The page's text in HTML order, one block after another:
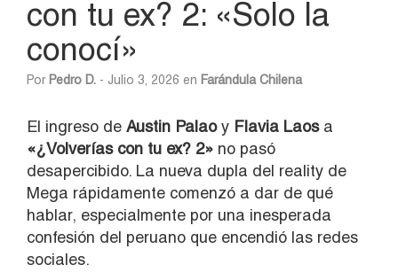
con tu ex? 2: «Solo la
conocí»
Por Pedro D. - Julio 3, 2026 en Farándula Chilena
El ingreso de Austin Palaoy Flavia Laosa
«¿Volverías con tu ex? 2» no pasó
desapercibido. La nueva dupla del reality de
Mega rápidamente comenzó a dar de qué
hablar, especialmente por una inesperada
confesión del peruano que encendió las redes
sociales.